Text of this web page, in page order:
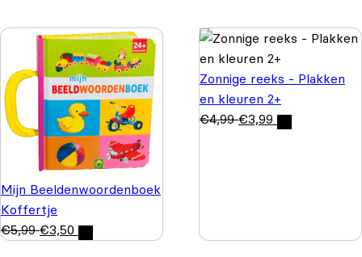
Mijn Beeldenwoordenboek
Koffertje
€5,99 €3,50
Zonnige reeks - Plakken
en kleuren 2+
€4,99 €3,99